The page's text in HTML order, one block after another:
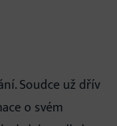
Soudce už dřív
o svém